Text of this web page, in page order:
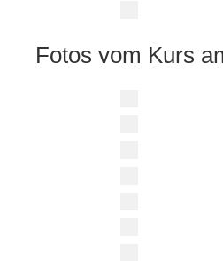
Fotos vom Kurs